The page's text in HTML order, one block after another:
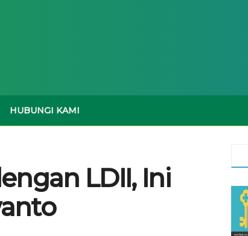
HUBUNGI KAMI
LDII, Ini